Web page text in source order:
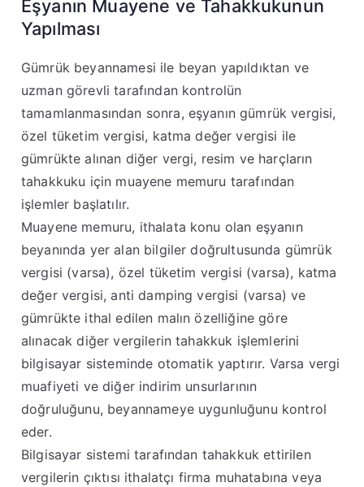
Eşyanın Muayene ve Tahakkukunun
Yapılması
Gümrük beyannamesi ile beyan yapıldıktan ve
uzman görevli tarafından kontrolün
tamamlanmasından sonra, eşyanın gümrük vergisi,
özel tüketim vergisi, katma değer vergisi ile
gümrükte alınan diğer vergi, resim ve harçların
tahakkuku için muayene memuru tarafından
işlemler başlatılır.
Muayene memuru, ithalata konu olan eşyanın
beyanında yer alan bilgiler doğrultusunda gümrük
vergisi (varsa), özel tüketim vergisi (varsa), katma
değer vergisi, anti damping vergisi (varsa) ve
gümrükte ithal edilen malın özelliğine göre
alınacak diğer vergilerin tahakkuk işlemlerini
bilgisayar sisteminde otomatik yaptırır. Varsa vergi
muafiyeti ve diğer indirim unsurlarının
doğruluğunu, beyannameye uygunluğunu kontrol
eder.
Bilgisayar sistemi tarafından tahakkuk ettirilen
vergilerin çıktısı ithalatçı firma muhatabına veya